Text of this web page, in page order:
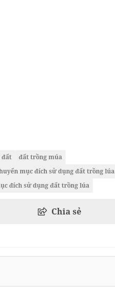
đất
đất trồng múa
mục đích sử dụng đất trồng lúa
đích sử dụng đất trồng lúa
Chia sẻ